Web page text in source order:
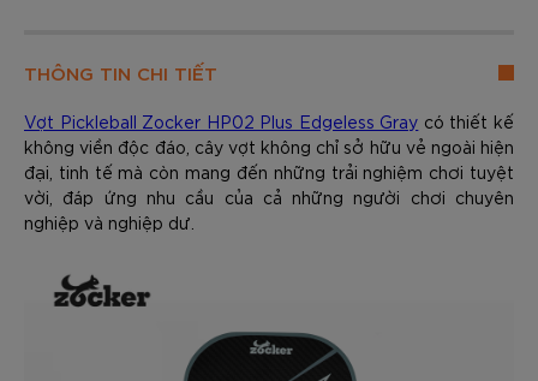
THÔNG TIN CHI TIẾT
Vợt Pickleball Zocker HP02 Plus Edgeless Gray có thiết kế
không viền độc đáo, cây vợt không chỉ sở hữu vẻ ngoài hiện
đại, tinh tế mà còn mang đến những trải nghiệm chơi tuyệt
vời, đáp ứng nhu cầu của cả những người chơi chuyên
nghiệp và nghiệp dư.